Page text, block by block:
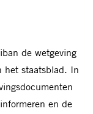
de wetgeving
het staatsblad. In
en de